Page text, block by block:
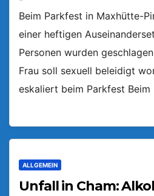
Beim Parkfest in Maxhütte-
einer heftigen
Personen wurden
Frau soll sexuell beleidigt
eskaliert beim Parkfest
ALLGEMEIN
Unfall in Cham: